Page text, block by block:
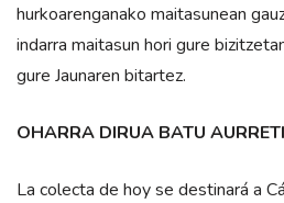
hurkoarenganako maitasunean
indarra maitasun hori gure
gure Jaunaren bitartez.
OHARRA DIRUA BATU
La colecta de hoy se destinará a